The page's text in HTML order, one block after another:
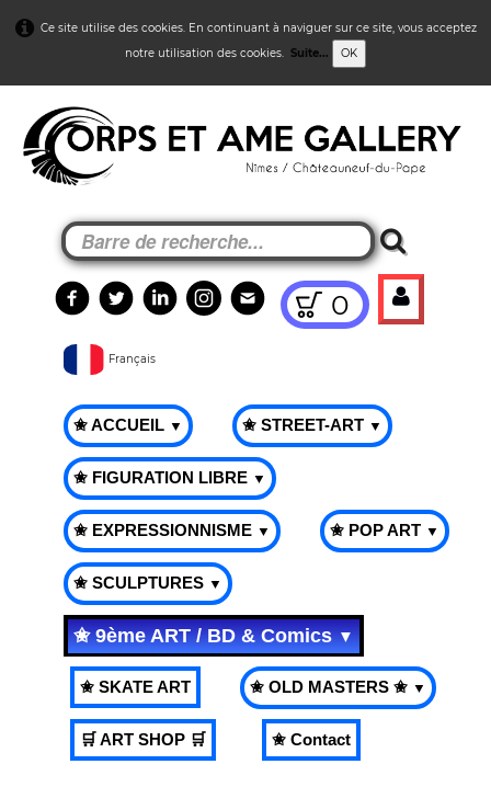
Ce site utilise des cookies. En continuant à naviguer sur ce site, vous acceptez
notre utilisation des cookies. Suite... OK
0
Français
✬ ACCUEIL ▼ ✬ STREET-ART ▼
✬ FIGURATION LIBRE ▼
✬ EXPRESSIONNISME ▼ ✬ POP ART ▼
✬ SCULPTURES ▼
✬ 9ème ART / BD & Comics▼
✬ SKATE ART ✬ OLD MASTERS ✬ ▼
🛒 ART SHOP 🛒 ✬ Contact